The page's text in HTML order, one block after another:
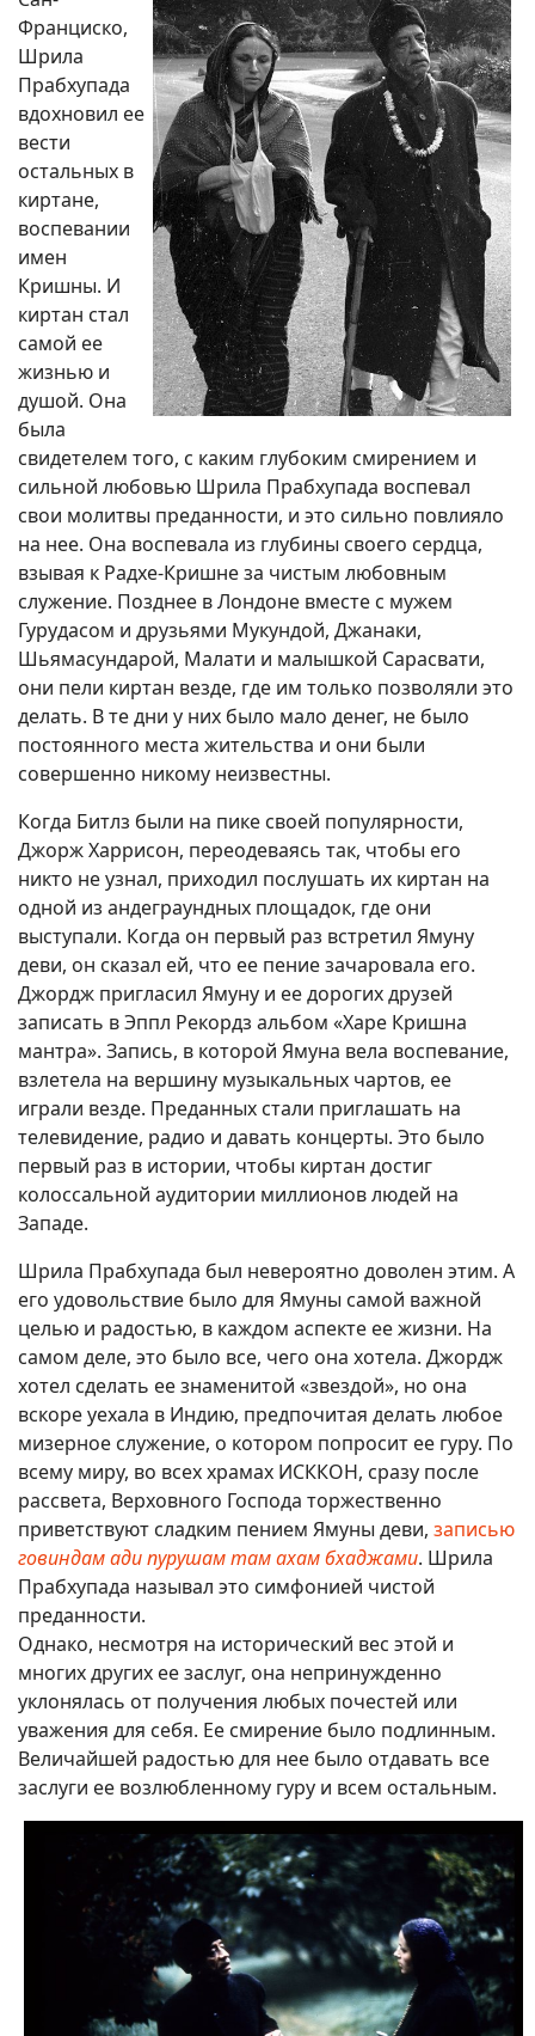
Франциско,
Шрила
Прабхупада
вдохновил ее
вести
остальных в
киртане,
воспевании
имен
Кришны. И
киртан стал
самой ее
жизнью и
душой. Она
была
свидетелем того, с каким глубоким смирением и
сильной любовью Шрила Прабхупада воспевал
свои молитвы преданности, и это сильно повлияло
на нее. Она воспевала из глубины своего сердца,
взывая к Радхе-Кришне за чистым любовным
служение. Позднее в Лондоне вместе с мужем
Гурудасом и друзьями Мукундой, Джанаки,
Шьямасундарой, Малати и малышкой Сарасвати,
они пели киртан везде, где им только позволяли это
делать. В те дни у них было мало денег, не было
постоянного места жительства и они были
совершенно никому неизвестны.
Когда Битлз были на пике своей популярности,
Джорж Харрисон, переодеваясь так, чтобы его
никто не узнал, приходил послушать их киртан на
одной из андеграундных площадок, где они
выступали. Когда он первый раз встретил Ямуну
деви, он сказал ей, что ее пение зачаровала его.
Джордж пригласил Ямуну и ее дорогих друзей
записать в Эппл Рекордз альбом «Харе Кришна
мантра». Запись, в которой Ямуна вела воспевание,
взлетела на вершину музыкальных чартов, ее
играли везде. Преданных стали приглашать на
телевидение, радио и давать концерты. Это было
первый раз в истории, чтобы киртан достиг
колоссальной аудитории миллионов людей на
Западе.
Шрила Прабхупада был невероятно доволен этим. А
его удовольствие было для Ямуны самой важной
целью и радостью, в каждом аспекте ее жизни. На
самом деле, это было все, чего она хотела. Джордж
хотел сделать ее знаменитой «звездой», но она
вскоре уехала в Индию, предпочитая делать любое
мизерное служение, о котором попросит ее гуру. По
всему миру, во всех храмах ИСККОН, сразу после
рассвета, Верховного Господа торжественно
приветствуют сладким пением Ямуны деви, записью
говиндам ади пурушам там ахам бхаджами. Шрила
Прабхупада называл это симфонией чистой
преданности.
Однако, несмотря на исторический вес этой и
многих других ее заслуг, она непринужденно
уклонялась от получения любых почестей или
уважения для себя. Ее смирение было подлинным.
Величайшей радостью для нее было отдавать все
заслуги ее возлюбленному гуру и всем остальным.